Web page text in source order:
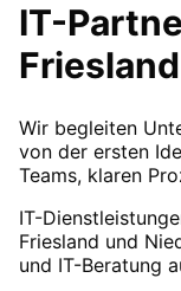
IT-
Friesland
Wir begleiten
von der ersten
Teams, klaren
IT-
Friesland und
und IT-Beratung